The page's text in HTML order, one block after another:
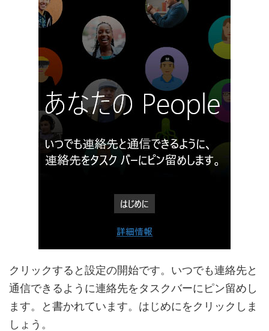
クリックすると設定の開始です。いつでも連絡先と
通信できるように連絡先をタスクバーにピン留めし
ます。と書かれています。はじめにをクリックしま
しょう。